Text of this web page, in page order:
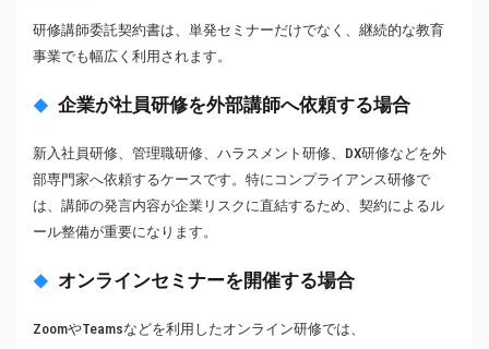
研修講師委託契約書は、単発セミナーだけでなく、継続的な教育
事業でも幅広く利用されます。
企業が社員研修を外部講師へ依頼する場合
新入社員研修、管理職研修、ハラスメント研修、DX研修などを外
部専門家へ依頼するケースです。特にコンプライアンス研修で
は、講師の発言内容が企業リスクに直結するため、契約によるル
ール整備が重要になります。
オンラインセミナーを開催する場合
ZoomやTeamsなどを利用したオンライン研修では、